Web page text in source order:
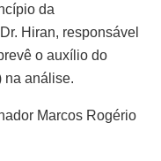
da
Hiran, responsável
o auxílio do
na análise.
Marcos Rogério